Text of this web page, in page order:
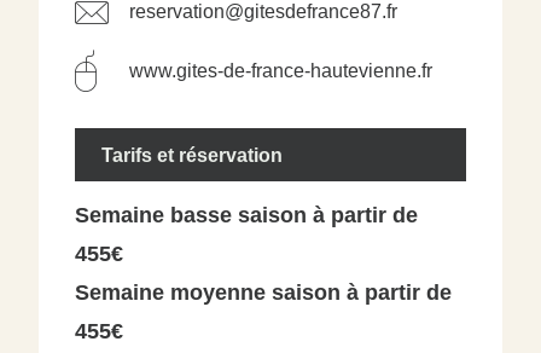
reservation@gitesdefrance87.fr
www.gites-de-france-hautevienne.fr
Tarifs et réservation
Semaine basse saison à partir de
455€
Semaine moyenne saison à partir de
455€